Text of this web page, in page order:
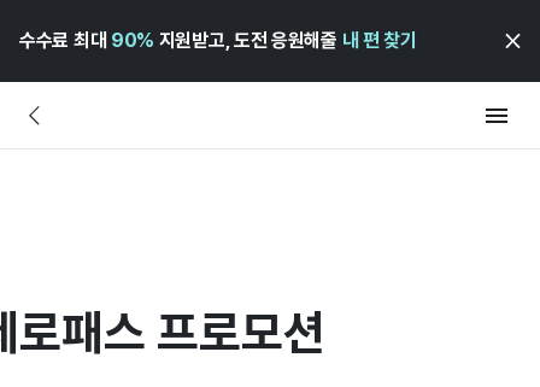
수수료 최대 90% 지원받고, 도전 응원해줄 내 편 찾기
패스 프로모션